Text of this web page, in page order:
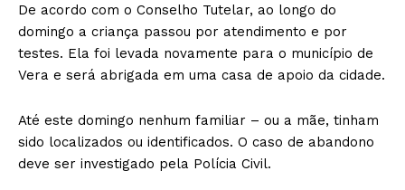
De acordo com o Conselho Tutelar, ao longo do
domingo a criança passou por atendimento e por
testes. Ela foi levada novamente para o município de
Vera e será abrigada em uma casa de apoio da cidade.
Até este domingo nenhum familiar – ou a mãe, tinham
sido localizados ou identificados. O caso de abandono
deve ser investigado pela Polícia Civil.